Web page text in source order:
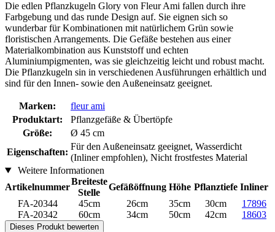
Die edlen Pflanzkugeln Glory von Fleur Ami fallen durch ihre
Farbgebung und das runde Design auf. Sie eignen sich so
wunderbar für Kombinationen mit natürlichem Grün sowie
floristischen Arrangements. Die Gefäße bestehen aus einer
Materialkombination aus Kunststoff und echten
Aluminiumpigmenten, was sie gleichzeitig leicht und robust macht.
Die Pflanzkugeln sin in verschiedenen Ausführungen erhältlich und
sind für den Innen- sowie den Außeneinsatz geeignet.
Marken:
fleur ami
Produktart:
Pflanzgefäße & Übertöpfe
Größe:
Ø 45 cm
Eigenschaften:
Für den Außeneinsatz geeignet, Wasserdicht
(Inliner empfohlen), Nicht frostfestes Material
Weitere Informationen
Artikelnummer
Breiteste
Stelle
Gefäßöffnung Höhe Pflanztiefe Inliner
FA-20344
45cm 26cm 35cm 30cm
17896
FA-20342
60cm 34cm 50cm 42cm 18603
Dieses Produkt bewerten